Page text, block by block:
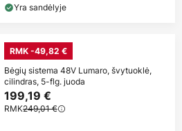
Yra sandėlyje
RMK -49,82 €
Bėgių sistema 48V Lumaro, švytuoklė,
cilindras, 5-flg. juoda
199,19 €
RMK249,01 €